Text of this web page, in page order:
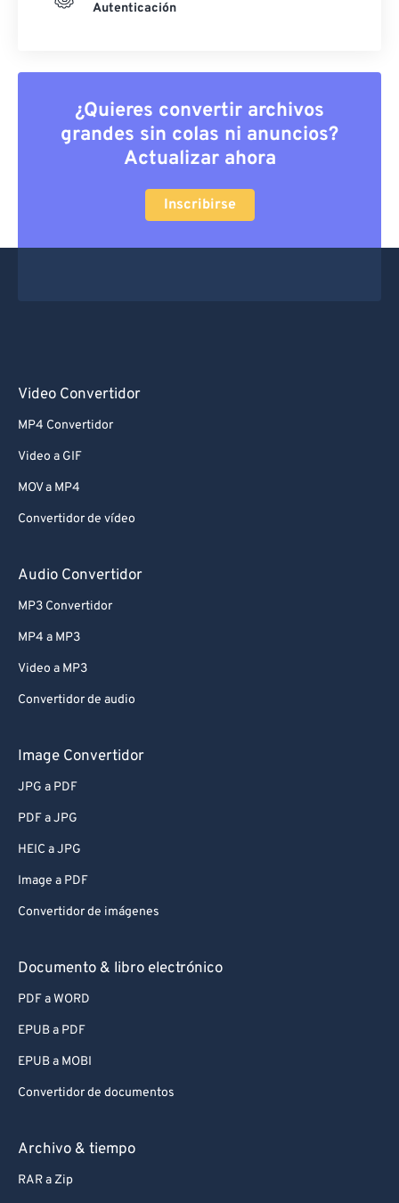
Autenticación
¿Quieres convertir archivos
grandes sin colas ni anuncios?
Actualizar ahora
Inscribirse
Video Convertidor
MP4 Convertidor
Video a GIF
MOV a MP4
Convertidor de vídeo
Audio Convertidor
MP3 Convertidor
MP4 a MP3
Video a MP3
Convertidor de audio
Image Convertidor
JPG a PDF
PDF a JPG
HEIC a JPG
Image a PDF
Convertidor de imágenes
Documento & libro electrónico
PDF a WORD
EPUB a PDF
EPUB a MOBI
Convertidor de documentos
Archivo & tiempo
RAR a Zip